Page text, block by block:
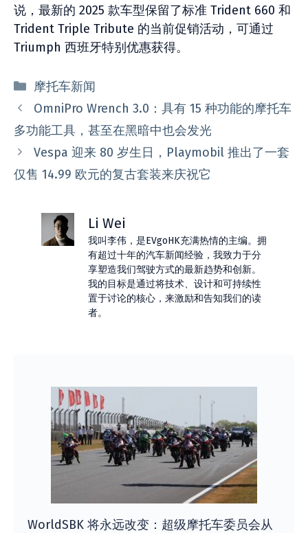
说，最新的 2025 款车型保留了标准 Trident 660 和
Trident Triple Tribute 的当前促销活动，可通过
Triumph 西班牙特别优惠获得。
分
类
摩托车新闻
OmniPro Wrench 3.0：具有 15 种功能的摩托车
多功能工具，甚至在黑暗中也会发光
Vespa 迎来 80 岁生日，Playmobil 推出了一套
仅售 14.99 欧元的复古套装来庆祝它
Li Wei
我叫李伟，是EVgoHK充满热情的主编。拥
有超过十年的汽车新闻经验，我致力于分
享塑造我们驾驶方式的最新趋势和创新。
我的目标是通过将技术、设计和可持续性
置于讨论的核心，来激励和告知我们的读
者。
WorldSBK 将永远改变：超级摩托车委员会从